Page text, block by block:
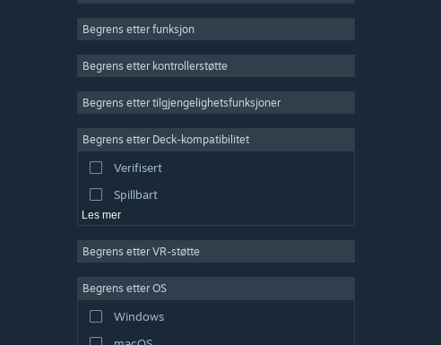
Simulering
Videoproduksjon
Fotoredigering
Begrens etter funksjon
Begrens etter kontrollerstøtte
Begrens etter tilgjengelighetsfunksjoner
Begrens etter Deck-kompatibilitet
Verifisert
Spillbart
Les mer
Begrens etter VR-støtte
Begrens etter OS
Windows